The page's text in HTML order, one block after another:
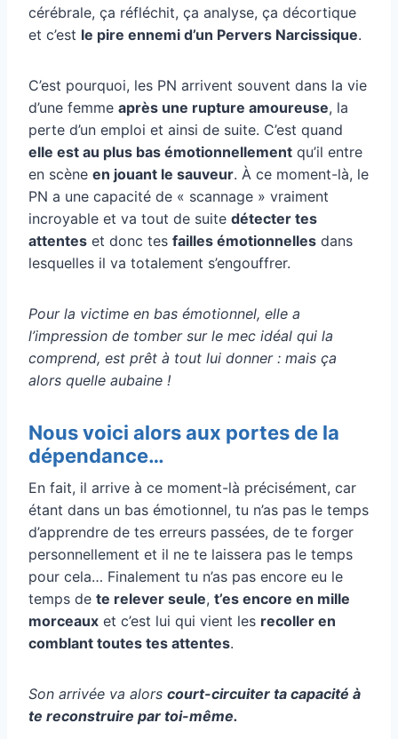
cérébrale, ça réfléchit, ça analyse, ça décortique
et c’est le pire ennemi d’un Pervers Narcissique.
C’est pourquoi, les PN arrivent souvent dans la vie
d’une femme après une rupture amoureuse, la
perte d’un emploi et ainsi de suite. C’est quand
elle est au plus bas émotionnellement qu’il entre
en scène en jouant le sauveur. À ce moment-là, le
PN a une capacité de « scannage » vraiment
incroyable et va tout de suite détecter tes
attentes et donc tes failles émotionnelles dans
lesquelles il va totalement s’engouffrer.
Pour la victime en bas émotionnel, elle a
l’impression de tomber sur le mec idéal qui la
comprend, est prêt à tout lui donner : mais ça
alors quelle aubaine !
Nous voici alors aux portes de la
dépendance…
En fait, il arrive à ce moment-là précisément, car
étant dans un bas émotionnel, tu n’as pas le temps
d’apprendre de tes erreurs passées, de te forger
personnellement et il ne te laissera pas le temps
pour cela… Finalement tu n’as pas encore eu le
temps de te relever seule, t’es encore en mille
morceaux et c’est lui qui vient les recoller en
comblant toutes tes attentes.
Son arrivée va alors court-circuiter ta capacité à
te reconstruire par toi-même.